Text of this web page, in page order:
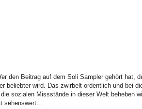
den Beitrag auf dem Soli Sampler gehört hat,
beliebter wird. Das zwirbelt ordentlich und bei
sozialen Missstände in dieser Welt beheben